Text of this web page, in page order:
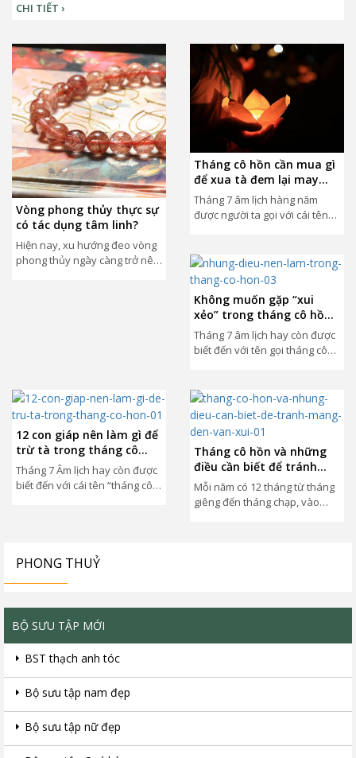
CHI TIẾT ›
Vòng phong thủy thực sự
có tác dụng tâm linh?
Hiện nay, xu hướng đeo vòng
phong thủy ngày càng trở nên
Tháng cô hồn cần mua gì
để xua tà đem lại may
mắn cho cả tháng
Tháng 7 âm lịch hàng năm
được người ta gọi với cái tên
Không muốn gặp “xui
xẻo” trong tháng cô hồn
thì nên làm những điều
này
Tháng 7 âm lịch hay còn được
biết đến với tên gọi tháng cô
12 con giáp nên làm gì để
trừ tà trong tháng cô
hồn
Tháng 7 Âm lịch hay còn được
biết đến với cái tên “tháng cô
Tháng cô hồn và những
điều cần biết để tránh
mang đến vận xui
Mỗi năm có 12 tháng từ tháng
giêng đến tháng chạp, vào
PHONG THUỶ
BỘ SƯU TẬP MỚI
BST thạch anh tóc
Bộ sưu tập nam đẹp
Bộ sưu tập nữ đẹp